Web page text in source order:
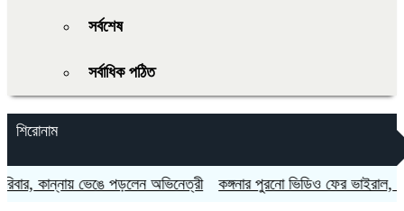
সর্বশেষ
সর্বাধিক পঠিত
শিরোনাম
পড়লেন অভিনেত্রী কঙ্গনার পুরনো ভিডিও ফের ভাইরাল, উত্তাল নেট দুনিয়া